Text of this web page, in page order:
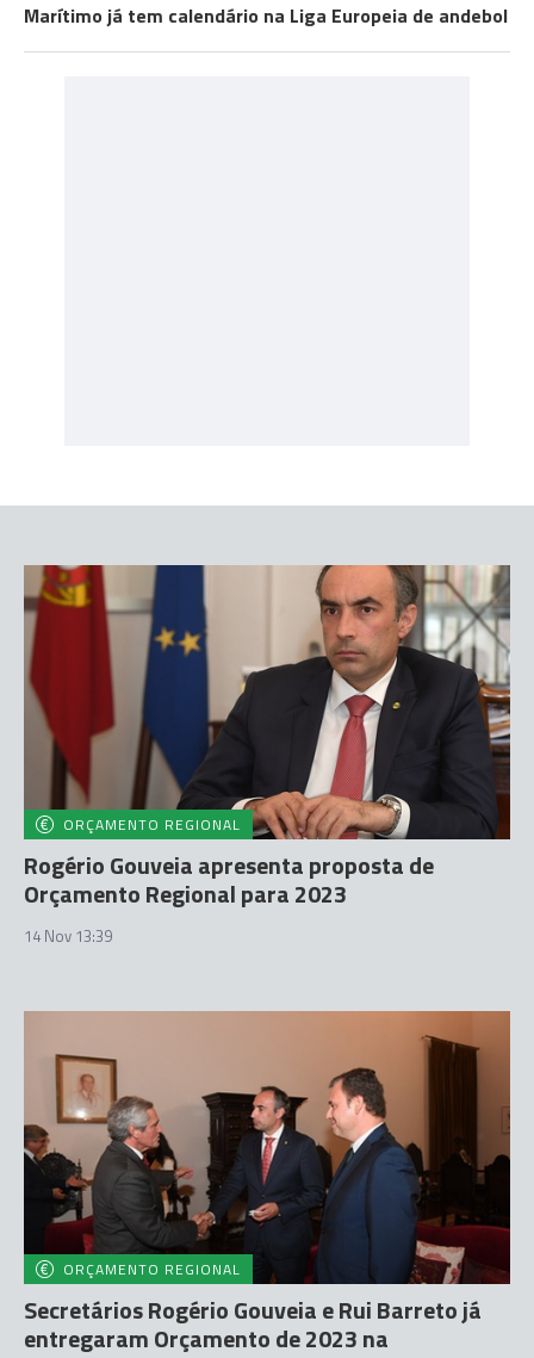
Marítimo já tem calendário na Liga Europeia de andebol
ORÇAMENTO REGIONAL
Rogério Gouveia apresenta proposta de
Orçamento Regional para 2023
14 Nov 13:39
ORÇAMENTO REGIONAL
Secretários Rogério Gouveia e Rui Barreto já
entregaram Orçamento de 2023 na